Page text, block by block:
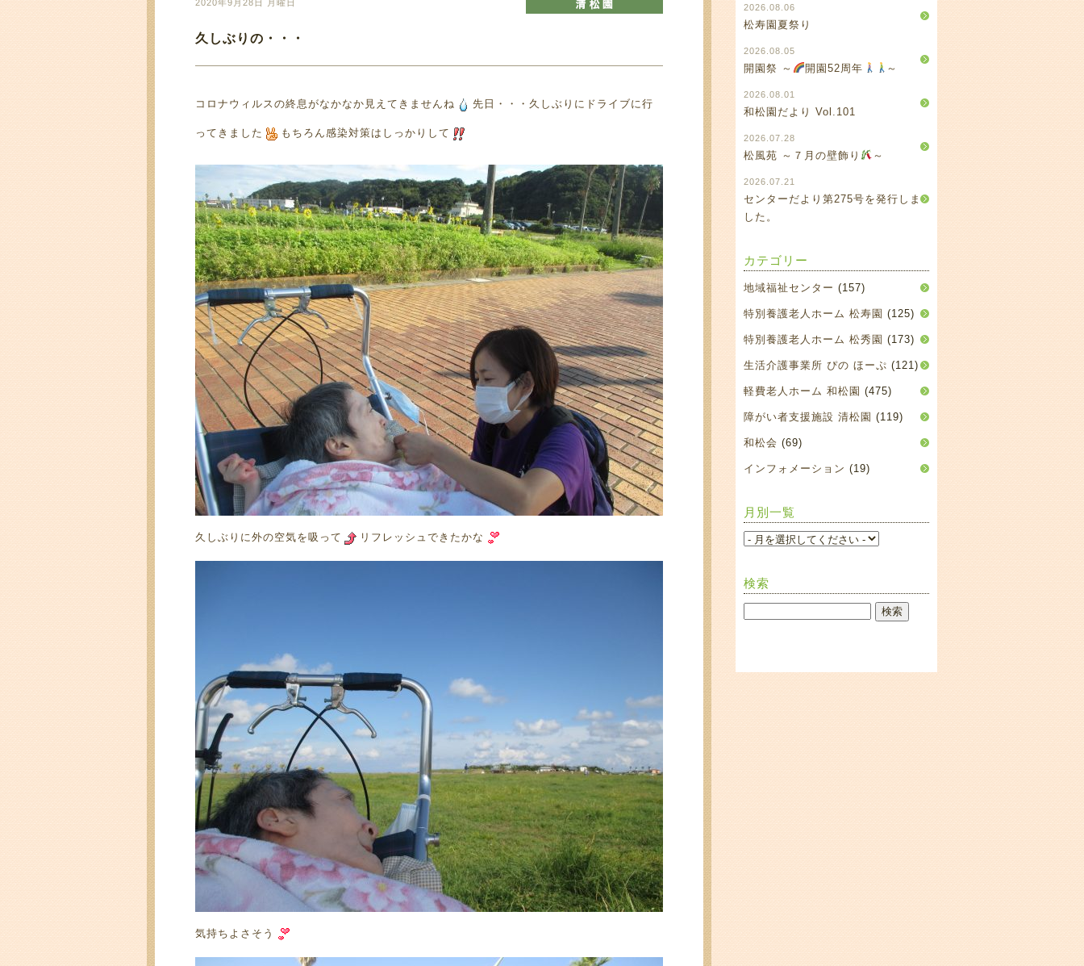
2020年9月28日 月曜日
久しぶりの・・・
コロナウィルスの終息がなかなか見えてきませんね 先日・・・久しぶりにドライブに行
ってきました もちろん感染対策はしっかりして
久しぶりに外の空気を吸って リフレッシュできたかな
気持ちよさそう
2026.08.06
松寿園夏祭り
2026.08.05
開園祭 ～ 開園52周年 ～
2026.08.01
和松園だより Vol.101
2026.07.28
松風苑 ～７月の壁飾り ～
2026.07.21
センターだより第275号を発行しま
した。
カテゴリー
地域福祉センター (157)
特別養護老人ホーム 松寿園 (125)
特別養護老人ホーム 松秀園 (173)
生活介護事業所 ぴの ほーぷ (121)
軽費老人ホーム 和松園 (475)
障がい者支援施設 清松園 (119)
和松会 (69)
インフォメーション (19)
月別一覧
検索